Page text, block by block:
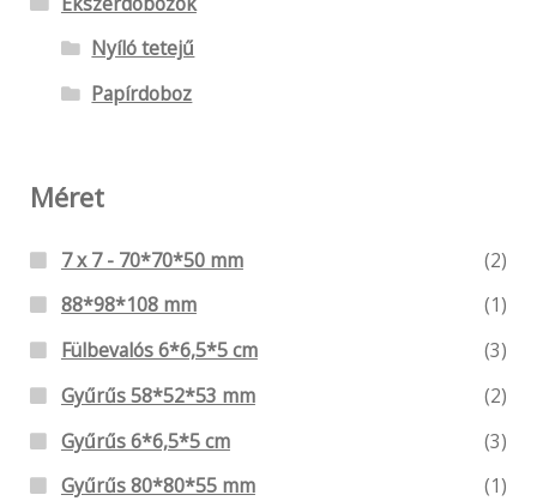
Nyíló tetejű
Papírdoboz
Méret
7 x 7 - 70*70*50 mm
(2)
88*98*108 mm
(1)
Fülbevalós 6*6,5*5 cm
(3)
Gyűrűs 58*52*53 mm
(2)
Gyűrűs 6*6,5*5 cm
(3)
Gyűrűs 80*80*55 mm
(1)